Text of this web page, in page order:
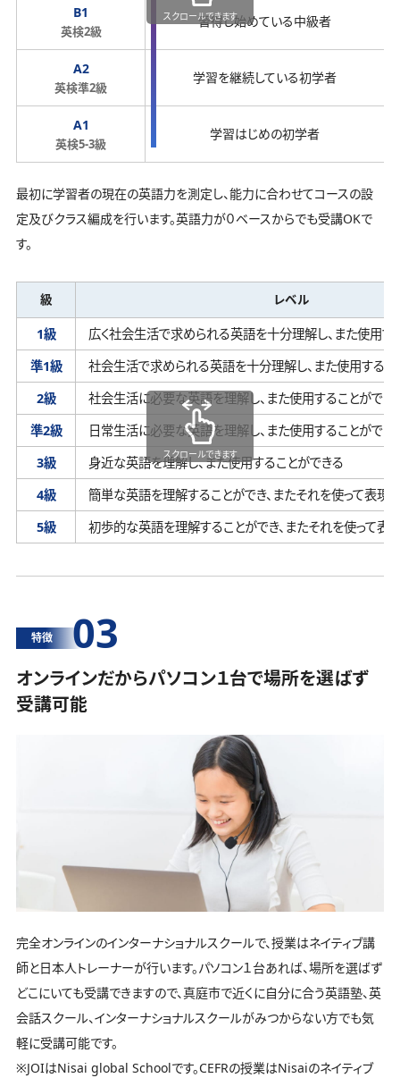
B1
英検2級
習得し始めている中級者
A2
英検準2級
学習を継続している初学者
A1
英検5-3級
学習はじめの初学者
スクロールできます
最初に学習者の現在の英語力を測定し、能力に合わせてコースの設
定及びクラス編成を行います。英語力が０ベースからでも受講OKで
す。
級 レベル
1級 広く社会生活で求められる英語を十分理解し、 また使用す
準1級
社会生活で求められる英語を十分理解し、 また使用するこ
2級
社会生活に必要な英語を理解し、 また使用することができ
準2級
日常生活に必要な英語を理解し、 また使用することができ
3級
身近な英語を理解し、また使用することができる
4級
簡単な英語を理解することができ、 またそれを使って表現
5級
初歩的な英語を理解することができ、 またそれを使って表
スクロールできます
特徴 03
オンラインだからパソコン１台で場所を選ばず
受講可能
完全オンラインのインターナショナルスクールで、授業はネイティブ講
師と日本人トレーナーが行います。パソコン１台あれば、場所を選ばず
どこにいても受講できますので、真庭市で近くに自分に合う英語塾、英
会話スクール、インターナショナルスクールがみつからない方でも気
軽に受講可能です。
※JOIはNisai global Schoolです。CEFRの授業はNisaiのネイティブ